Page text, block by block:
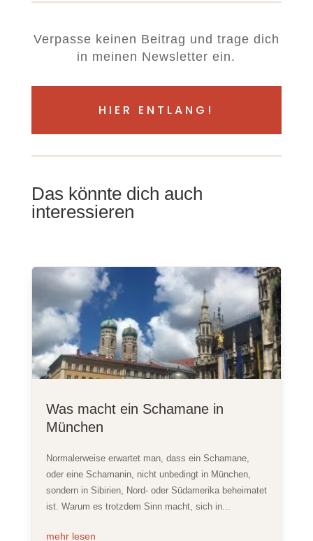
Verpasse keinen Beitrag und trage dich
in meinen Newsletter ein.
HIER ENTLANG!
Das könnte dich auch
interessieren
Was macht ein Schamane in
München
Normalerweise erwartet man, dass ein Schamane,
oder eine Schamanin, nicht unbedingt in München,
sondern in Sibirien, Nord- oder Südamerika beheimatet
ist. Warum es trotzdem Sinn macht, sich in...
mehr lesen